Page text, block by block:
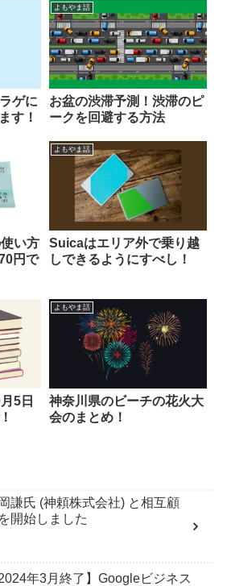
ゲに
す！
よもやま話
お盆の渋滞予測！渋滞のピ
ークを回避する方法
い方
円で
よもやま話
Suicaはエリア外で乗り越
しできるようにすべし！
5日
よもやま話
神奈川県のビーチの花火大
会のまとめ！
謙氏 (神頼株式会社) と相互顧
開始しました
2024年3月終了】Googleビジネス